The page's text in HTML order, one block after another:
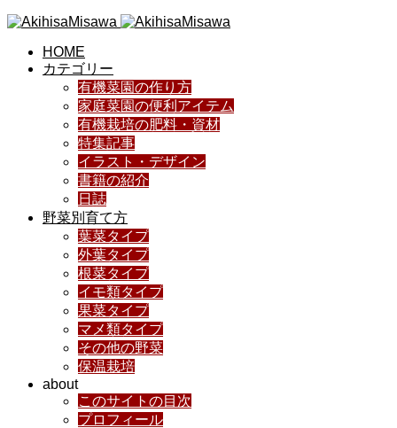
HOME
カテゴリー
有機菜園の作り方
家庭菜園の便利アイテム
有機栽培の肥料・資材
特集記事
イラスト・デザイン
書籍の紹介
日誌
野菜別育て方
葉菜タイプ
外葉タイプ
根菜タイプ
イモ類タイプ
果菜タイプ
マメ類タイプ
その他の野菜
保温栽培
about
このサイトの目次
プロフィール